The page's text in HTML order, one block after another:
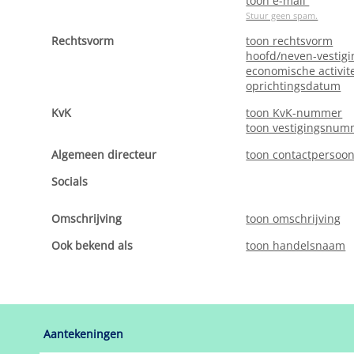
Stuur geen spam.
Rechtsvorm
toon rechtsvorm
hoofd/neven-
economische
oprichtingsdatum
KvK
toon KvK-nummer
toon
Algemeen directeur
toon contactpersoon
Socials
Omschrijving
toon omschrijving
Ook bekend als
toon handelsnaam
Aantekeningen